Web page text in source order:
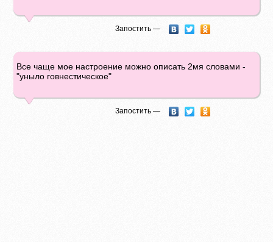
Запостить —
Все чаще мое настроение можно описать 2мя словами -
"уныло говнестическое"
Запостить —